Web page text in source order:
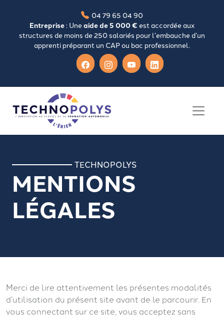
04 79 65 04 90
Entreprise: Uneaide de 5 000 € est accordée aux
structures de moins de 250 salariés pour l’embauche d’un
apprenti préparant un CAP ou bac professionnel.
TECHNOPOLYS
MENTIONS
LÉGALES
Merci de lire attentivement les présentes modalités
d’utilisation du présent site avant de le parcourir. En
vous connectant sur ce site, vous acceptez sans